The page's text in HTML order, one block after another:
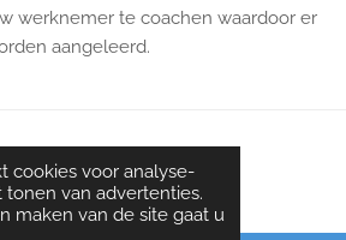
cookies voor analyse-
van advertenties.
maken van de site gaat u
werknemer te coachen waardoor er
aangeleerd.
training & coaching